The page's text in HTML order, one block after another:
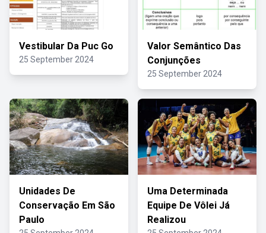
Vestibular Da Puc Go
25 September 2024
Valor Semântico Das
Conjunções
25 September 2024
Unidades De
Conservação Em São
Paulo
Uma Determinada
Equipe De Vôlei Já
Realizou